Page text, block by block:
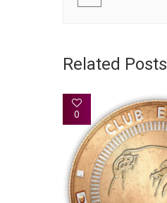
Related Posts
0